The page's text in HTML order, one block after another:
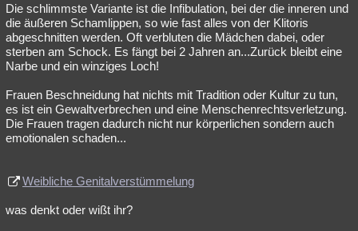
Astronomie Helpdesk Gruppen Gaming Filme
Musik Clash Verbesserungen Allmystery English
Übersichten
Besucht Teilgenommen Alle Neue Geschlossen
Lesenswert Schlüsselwörter
Die schlimmste Variante ist die Infibulation, bei der die inneren und
die äußeren Schamlippen, so wie fast alles von der Klitoris
abgeschnitten werden. Oft verbluten die Mädchen dabei, oder
sterben am Schock. Es fängt bei 2 Jahren an...Zurück bleibt eine
Narbe und ein winziges Loch!
Frauen Beschneidung hat nichts mit Tradition oder Kultur zu tun,
es ist ein Gewaltverbrechen und eine Menschenrechtsverletzung.
Die Frauen tragen dadurch nicht nur körperlichen sondern auch
emotionalen schaden...
Weibliche Genitalverstümmelung
was denkt oder wißt ihr?